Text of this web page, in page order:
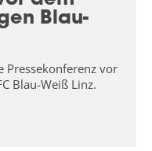
Blau-
Pressekonferenz vor
Blau-Weiß Linz.